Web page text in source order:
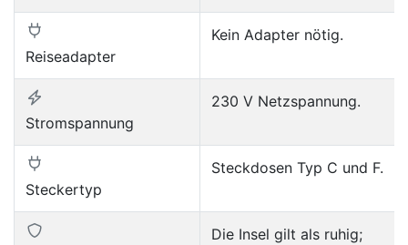
Reiseadapter
Kein Adapter nötig.
Stromspannung
230 V Netzspannung.
Steckertyp
Steckdosen Typ C und F.
Die Insel gilt als ruhig;